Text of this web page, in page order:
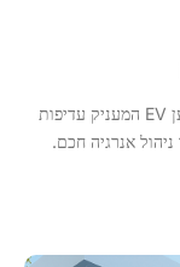
SolaX מספקת פתרון משולב סולארי, אחסון ומטען EV המעניק עדיפות